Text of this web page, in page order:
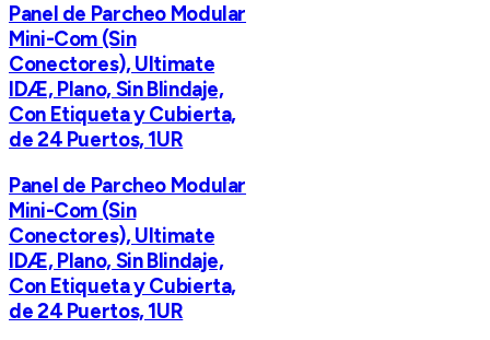
Panel de Parcheo Modular
Mini-Com (Sin
Conectores), Ultimate
IDÆ, Plano, Sin Blindaje,
Con Etiqueta y Cubierta,
de 24 Puertos, 1UR
Panel de Parcheo Modular
Mini-Com (Sin
Conectores), Ultimate
IDÆ, Plano, Sin Blindaje,
Con Etiqueta y Cubierta,
de 24 Puertos, 1UR